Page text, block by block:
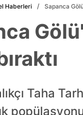
Haberleri Sapanca
Taha